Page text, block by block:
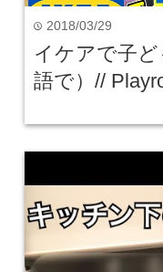
time 2018/03/29
イケアで子
語で）//